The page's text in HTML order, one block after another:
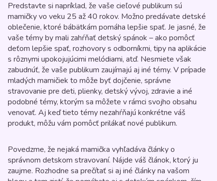
Predstavte si napríklad, že vaše cieľové publikum sú
mamičky vo veku 25 až 40 rokov. Možno predávate detské
oblečenie, ktoré bábätkám pomáha lepšie spať. Je jasné, že
vaše témy by mali zahŕňať detský spánok – ako pomôcť
deťom lepšie spať, rozhovory s odborníkmi, tipy na aplikácie
s rôznymi upokojujúcimi melódiami, atď. Nesmiete však
zabudnúť, že vaše publikum zaujímajú aj iné témy. V prípade
mladých mamičiek to môže byť dojčenie, správne
stravovanie pre deti, plienky, detský vývoj, zdravie a iné
podobné témy, ktorým sa môžete v rámci svojho obsahu
venovať. Aj keď tieto témy nezahŕňajú konkrétne váš
produkt, môžu vám pomôcť prilákať nové publikum.
Povedzme, že nejaká mamička vyhľadáva články o
správnom detskom stravovaní. Nájde váš článok, ktorý ju
zaujme. Rozhodne sa prečítať si aj iné články na vašom